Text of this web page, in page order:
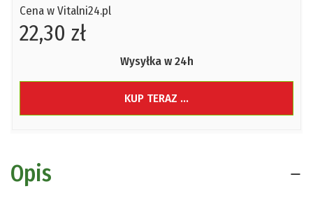
Cena w Vitalni24.pl
22,30 zł
Wysyłka w 24h
KUP TERAZ ...
Opis